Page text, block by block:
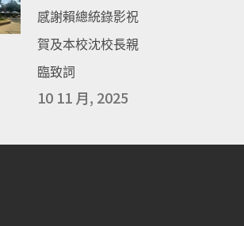
感謝賴總統錄影祝
賀及本校沈校長親
臨致詞
10 11 月, 2025